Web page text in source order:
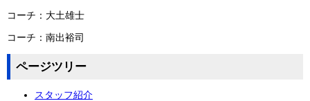
コーチ：大土雄士
コーチ：南出裕司
ページツリー
スタッフ紹介